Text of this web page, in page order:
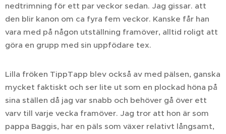
nedtrimning för ett par veckor sedan. Jag gissar. att
den blir kanon om ca fyra fem veckor. Kanske får han
vara med på någon utställning framöver, alltid roligt att
göra en grupp med sin uppfödare tex.
Lilla fröken TippTapp blev också av med pälsen, ganska
mycket faktiskt och ser lite ut som en plockad höna på
sina ställen då jag var snabb och behöver gå över ett
varv till varje vecka framöver. Jag tror att hon är som
pappa Baggis, har en päls som växer relativt långsamt,